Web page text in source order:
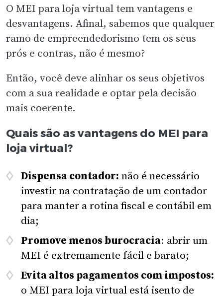
O MEI para loja virtual tem vantagens e
desvantagens. Afinal, sabemos que qualquer
ramo de empreendedorismo tem os seus
prós e contras, não é mesmo?
Então, você deve alinhar os seus objetivos
com a sua realidade e optar pela decisão
mais coerente.
Quais são as vantagens do MEI para
loja virtual?
Dispensa contador: não é necessário
investir na contratação de um contador
para manter a rotina fiscal e contábil em
dia;
Promove menos burocracia: abrir um
MEI é extremamente fácil e barato;
Evita altos pagamentos com impostos:
o MEI para loja virtual está isento de